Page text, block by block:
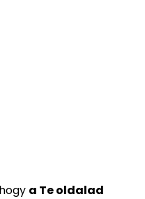
a Te oldalad